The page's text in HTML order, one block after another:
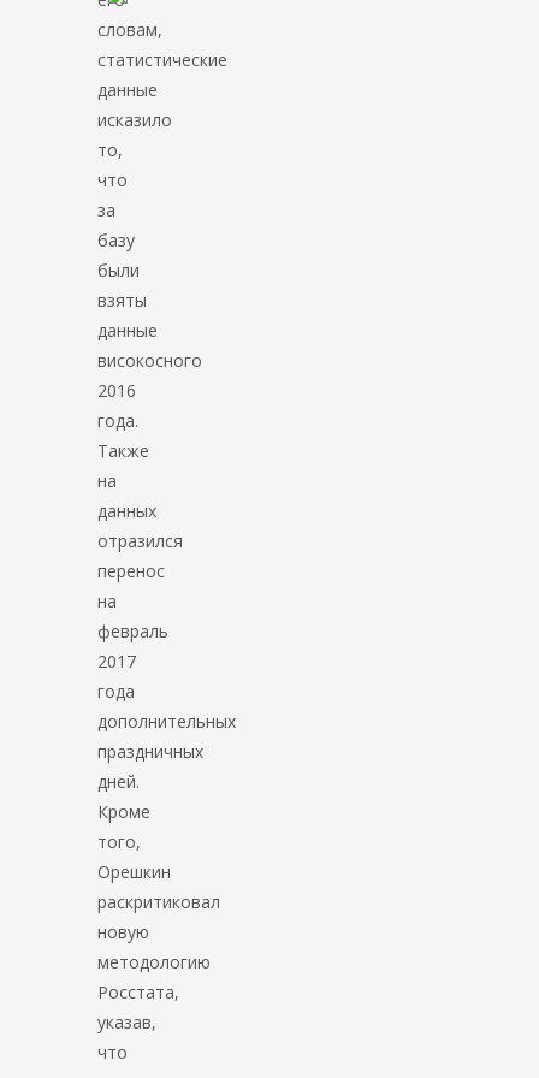
словам,
статистические
данные
исказило
то,
что
за
базу
были
взяты
данные
високосного
2016
года.
Также
на
данных
отразился
перенос
на
февраль
2017
года
дополнительных
праздничных
дней.
Кроме
того,
Орешкин
раскритиковал
новую
методологию
Росстата,
указав,
что